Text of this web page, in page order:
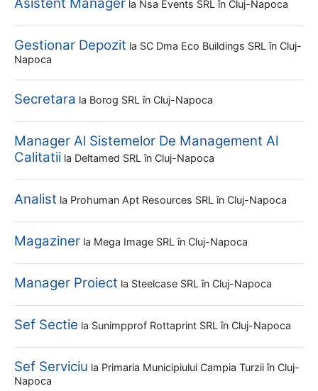
la Nsa Events SRL în Cluj-Napoca
Gestionar Depozit la SC Dma Eco Buildings SRL în Cluj-
Napoca
Secretara la Borog SRL în Cluj-Napoca
Manager Al Sistemelor De Management Al
Calitatii la Deltamed SRL în Cluj-Napoca
Analist la Prohuman Apt Resources SRL în Cluj-Napoca
Magaziner la Mega Image SRL în Cluj-Napoca
Manager Proiect la Steelcase SRL în Cluj-Napoca
Sef Sectie la Sunimpprof Rottaprint SRL în Cluj-Napoca
Sef Serviciu la Primaria Municipiului Campia Turzii în Cluj-
Napoca